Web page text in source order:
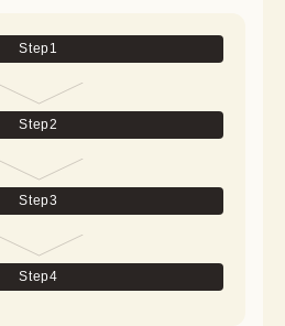
Step1
Step2
Step3
Step4